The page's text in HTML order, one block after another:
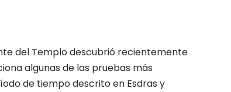
del Templo descubrió recientemente
algunas de las pruebas más
de tiempo descrito en Esdras y